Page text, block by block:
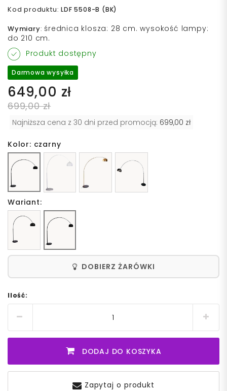
Kod produktu:LDF 5508-B (BK)
Wymiary: średnica klosza: 28 cm. wysokość lampy:
do 210 cm.
Produkt dostępny
Darmowa wysyłka
649,00 zł
699,00 zł
Najniższa cena z 30 dni przed promocją: 699,00 zł
Kolor: czarny
Wariant:
DOBIERZ ŻARÓWKI
Ilość:
DODAJ DO KOSZYKA
Zapytaj o produkt